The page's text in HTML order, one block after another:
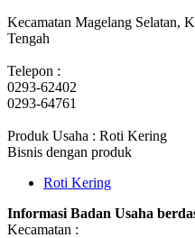
Kecamatan Magelang Selatan,
Tengah
Telepon :
0293-62402
0293-64761
Produk Usaha : Roti Kering
Bisnis dengan produk
Roti Kering
Informasi Badan Usaha
Kecamatan :